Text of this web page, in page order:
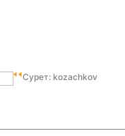
Сурет: kozachkov